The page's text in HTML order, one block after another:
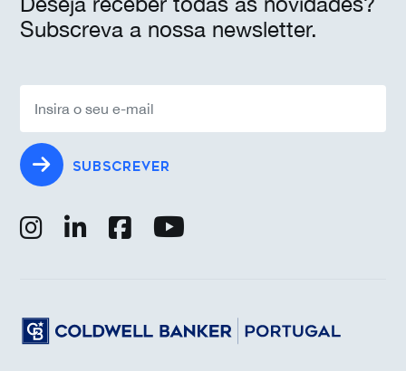
Subscreva a nossa newsletter.
SUBSCREVER